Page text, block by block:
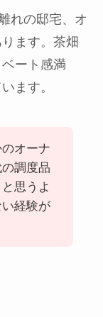
れの邸宅、オ
ます。茶畑
ート感満
ます。
オーナ
調度品
思うよ
経験が